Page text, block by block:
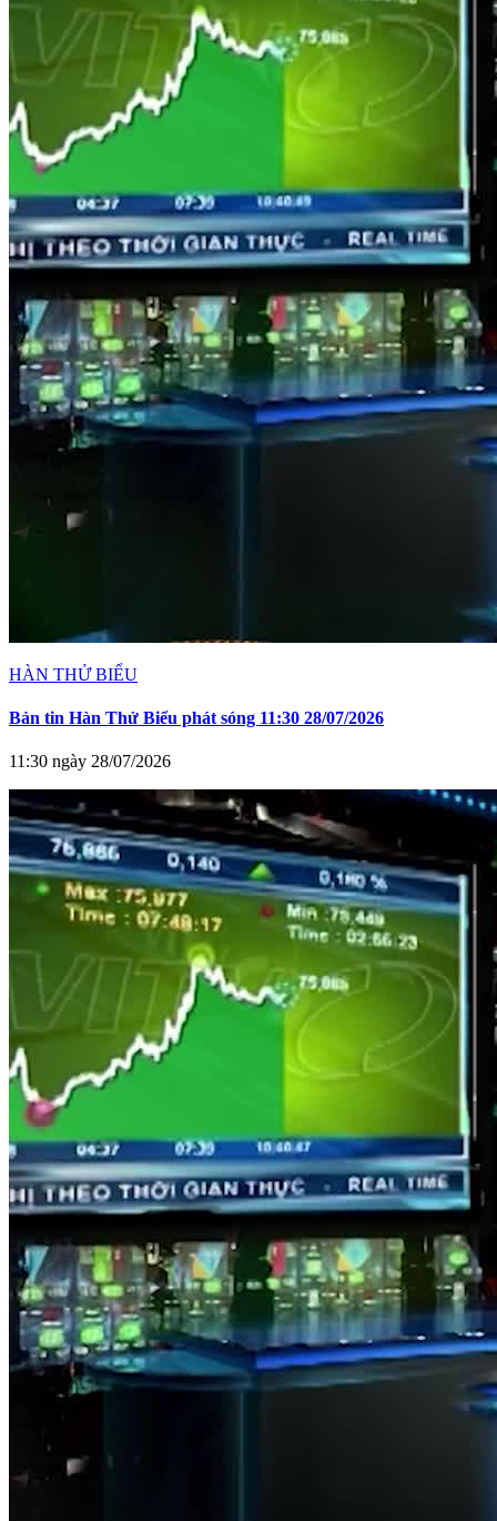
HÀN THỬ BIỂU
Bản tin Hàn Thử Biểu phát sóng 11:30 28/07/2026
11:30 ngày 28/07/2026